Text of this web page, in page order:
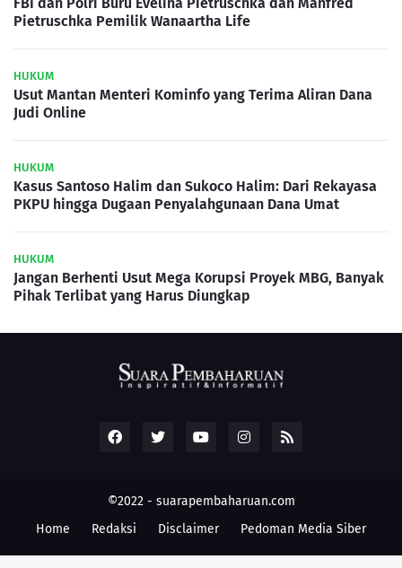
Pietruschka Pemilik Wanaartha Life
HUKUM
Usut Mantan Menteri Kominfo yang Terima Aliran Dana
Judi Online
HUKUM
Kasus Santoso Halim dan Sukoco Halim: Dari Rekayasa
PKPU hingga Dugaan Penyalahgunaan Dana Umat
HUKUM
Jangan Berhenti Usut Mega Korupsi Proyek MBG, Banyak
Pihak Terlibat yang Harus Diungkap
©2022 - suarapembaharuan.com
Home
Redaksi Disclaimer Pedoman Media Siber